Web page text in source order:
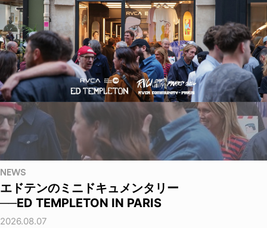
NEWS
エドテンのミニドキュメンタリー
──ED TEMPLETON IN PARIS
2026.08.07